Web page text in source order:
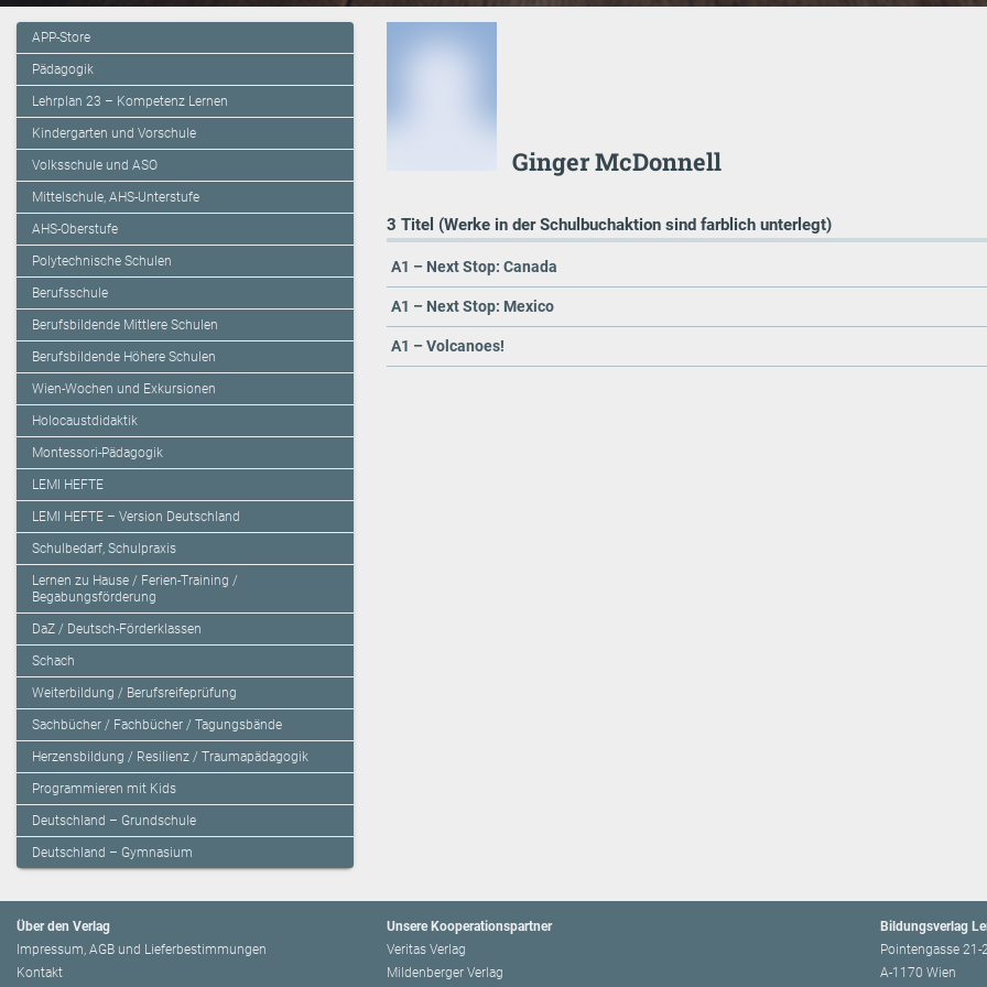
APP-Store
Pädagogik
Lehrplan 23 – Kompetenz Lernen
Kindergarten und Vorschule
Volksschule und ASO
Mittelschule, AHS-Unterstufe
AHS-Oberstufe
Polytechnische Schulen
Berufsschule
Berufsbildende Mittlere Schulen
Berufsbildende Höhere Schulen
Wien-Wochen und Exkursionen
Holocaustdidaktik
Montessori-Pädagogik
LEMI HEFTE
LEMI HEFTE – Version Deutschland
Schulbedarf, Schulpraxis
Lernen zu Hause / Ferien-Training /
Begabungsförderung
DaZ / Deutsch-Förderklassen
Schach
Weiterbildung / Berufsreifeprüfung
Sachbücher / Fachbücher / Tagungsbände
Herzensbildung / Resilienz / Traumapädagogik
Programmieren mit Kids
Deutschland – Grundschule
Deutschland – Gymnasium
Ginger McDonnell
3 Titel (Werke in der Schulbuchaktion sind farblich unterlegt)
A1 – Next Stop: Canada
A1 – Next Stop: Mexico
A1 – Volcanoes!
Über den Verlag
Impressum, AGB und Lieferbestimmungen
Kontakt
Unsere Kooperationspartner
Veritas Verlag
Mildenberger Verlag
Bildungsverlag
Pointengasse 21-
A-1170 Wien